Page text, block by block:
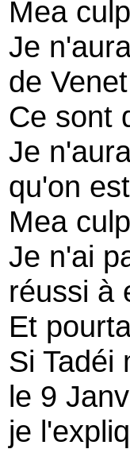
Mea
Je
de
Ce sont
Je
qu'on
Mea
Je n'ai
réussi à
Et
Si Tadéi
le 9
je